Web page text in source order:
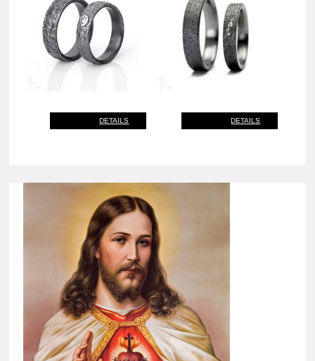
DETAILS DETAILS